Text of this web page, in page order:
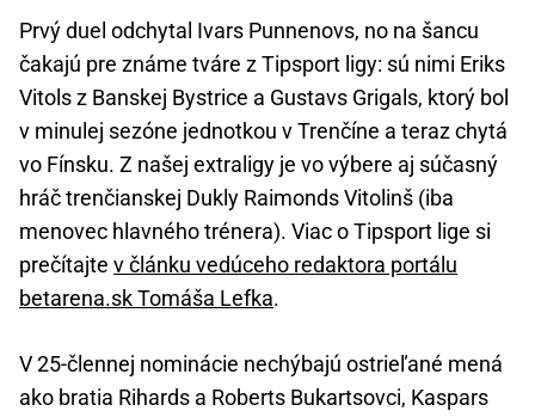
Prvý duel odchytal Ivars Punnenovs, no na šancu
čakajú pre známe tváre z Tipsport ligy: sú nimi Eriks
Vitols z Banskej Bystrice a Gustavs Grigals, ktorý bol
v minulej sezóne jednotkou v Trenčíne a teraz chytá
vo Fínsku. Z našej extraligy je vo výbere aj súčasný
hráč trenčianskej Dukly Raimonds Vitolinš (iba
menovec hlavného trénera). Viac o Tipsport lige si
prečítajte v článku vedúceho redaktora portálu
betarena.sk Tomáša Lefka.
V 25-člennej nominácie nechýbajú ostrieľané mená
ako bratia Rihards a Roberts Bukartsovci, Kaspars